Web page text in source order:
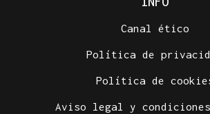
Canal ético
Política de
Política de
Aviso legal y